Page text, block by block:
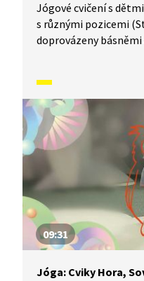
Jógové cvičení s
s různými pozicemi
doprovázeny
09:31
Jóga: Cviky Hora,